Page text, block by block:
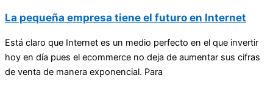
La pequeña empresa tiene el futuro en Internet
Está claro que Internet es un medio perfecto en el que invertir
hoy en día pues el ecommerce no deja de aumentar sus cifras
de venta de manera exponencial. Para